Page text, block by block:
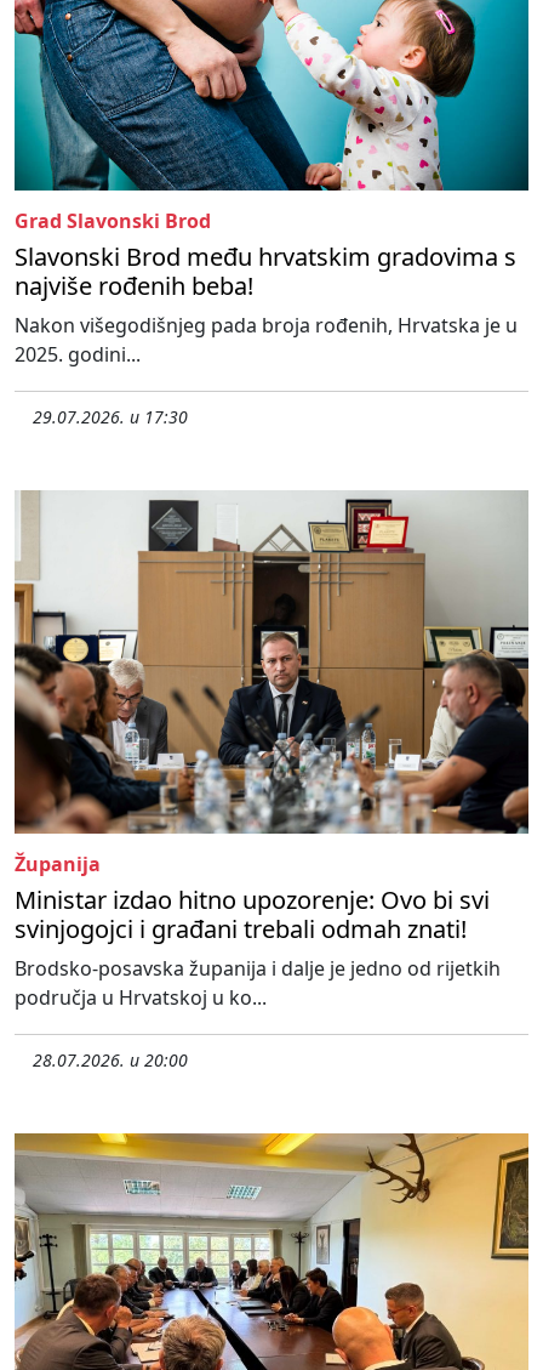
Grad Slavonski Brod
Slavonski Brod među hrvatskim gradovima s
najviše rođenih beba!
Nakon višegodišnjeg pada broja rođenih, Hrvatska je u
2025. godini...
29.07.2026. u 17:30
Županija
Ministar izdao hitno upozorenje: Ovo bi svi
svinjogojci i građani trebali odmah znati!
Brodsko-posavska županija i dalje je jedno od rijetkih
područja u Hrvatskoj u ko...
28.07.2026. u 20:00